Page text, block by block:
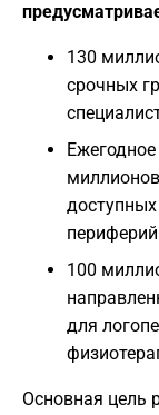
130
срочных
100
для
Основная цель